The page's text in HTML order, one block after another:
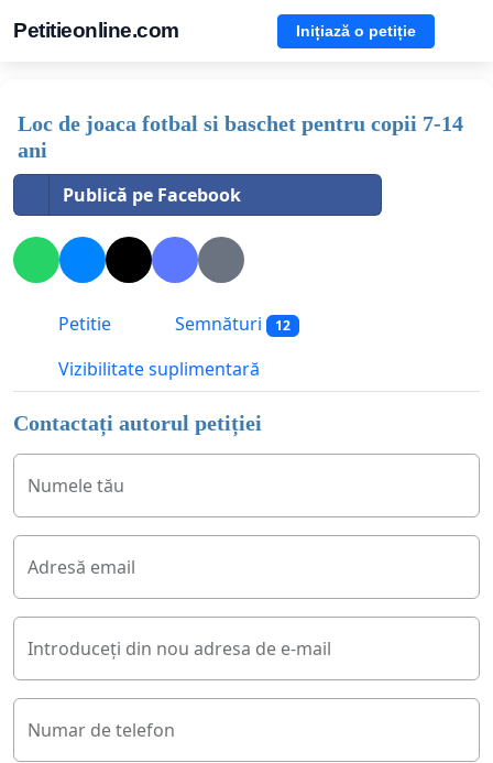
Petitieonline.com Inițiază o petiție
Loc de joaca fotbal si baschet pentru copii 7-14
ani
Publică pe Facebook
Petitie Semnături 12
Vizibilitate suplimentară
Contactați autorul petiției
Numele tău
Adresă email
Introduceți din nou adresa de e-mail
Numar de telefon